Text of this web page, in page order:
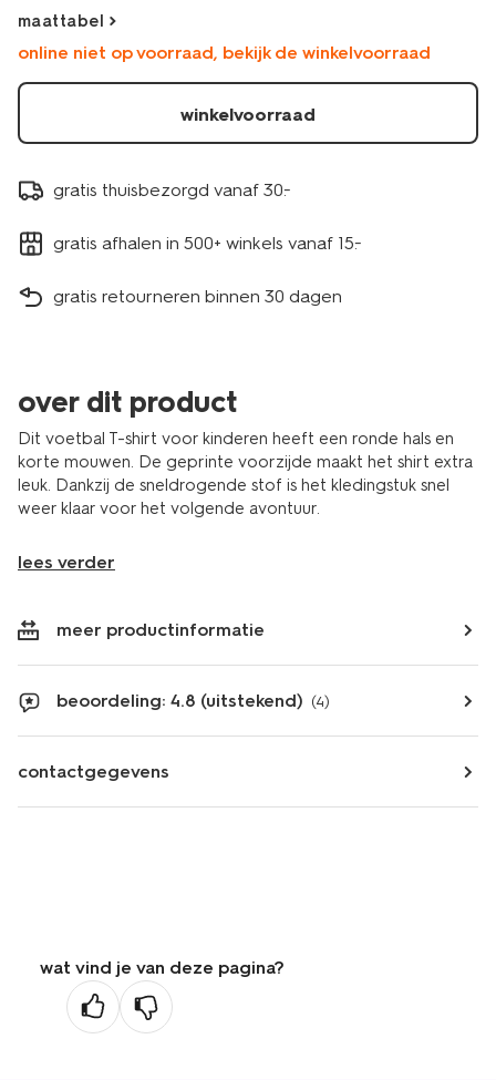
30690137DARKGREEN.html
maattabel
online niet op voorraad, bekijk de winkelvoorraad
winkelvoorraad
gratis thuisbezorgd vanaf 30.-
gratis afhalen in 500+ winkels vanaf 15.-
gratis retourneren binnen 30 dagen
over dit product
Dit voetbal T-shirt voor kinderen heeft een ronde hals en
korte mouwen. De geprinte voorzijde maakt het shirt extra
leuk. Dankzij de sneldrogende stof is het kledingstuk snel
weer klaar voor het volgende avontuur.
lees verder
meer productinformatie
beoordeling: 4.8 (uitstekend) (4)
contactgegevens
wat vind je van deze pagina?